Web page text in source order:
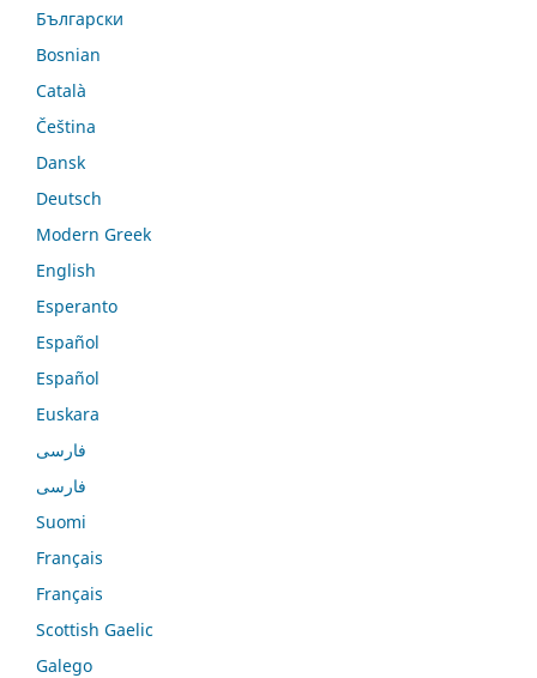
Български
Bosnian
Català
Čeština
Dansk
Deutsch
Modern Greek
English
Esperanto
Español
Español
Euskara
فارسی
فارسی
Suomi
Français
Français
Scottish Gaelic
Galego